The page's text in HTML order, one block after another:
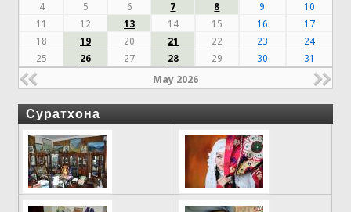
4
5 6 7 8 9
10
11
12 13 14 15 16
17
18
19 20 21 22 23
24
25
26 27 28 29 30 31
May 2026
Суратхона